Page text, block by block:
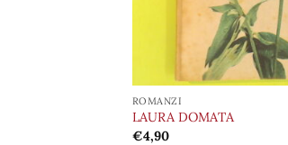
ROMANZI
LAURA DOMATA
€4,90